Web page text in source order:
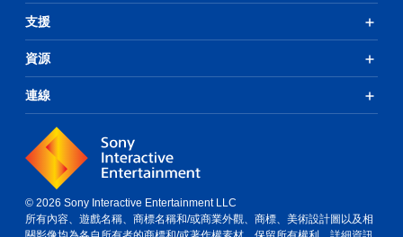
支援
資源
連線
© 2026 Sony Interactive Entertainment LLC
所有內容、遊戲名稱、商標名稱和/或商業外觀、商標、美術設計圖以及相